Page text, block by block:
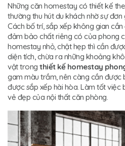
Những căn homestay có thiết kế
thường thu hút du khách nhờ sự
Cách bố trí, sắp xếp không gian
đảm bảo chất riêng có của phong
homestay nhỏ, chật hẹp thì cần
diện tích, chừa ra những khoảng
vật trong thiết kế homestay
gam màu trầm, nên càng cần được
được sắp xếp hài hòa. Làm tốt việc
vẻ đẹp của nội thất căn phòng.